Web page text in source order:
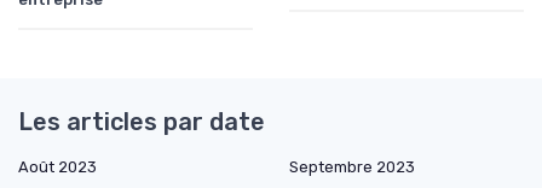
Les articles par date
Août 2023
Septembre 2023